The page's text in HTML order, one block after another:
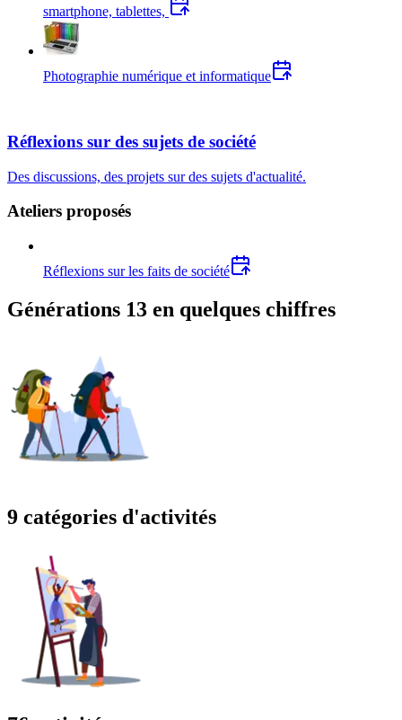
smartphone, tablettes,
Photographie numérique et informatique
Réflexions sur des sujets de société
Des discussions, des projets sur des sujets d'actualité.
Ateliers proposés
Réflexions sur les faits de société
Générations 13 en quelques chiffres
9 catégories d'activités